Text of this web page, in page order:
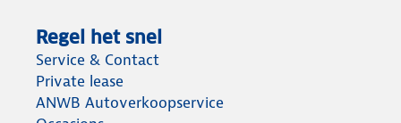
Regel het snel
Service & Contact
Private lease
ANWB Autoverkoopservice